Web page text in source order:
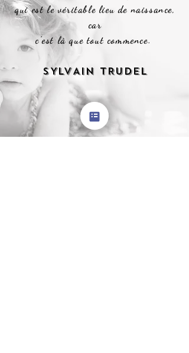
qui est le véritable lieu de naissance,
car
c'est là que tout commence.
SYLVAIN TRUDEL